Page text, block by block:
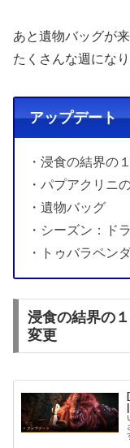
あと遺物バッグが
たくさんな週になり
アップデート
・浸食の結界の
・パプアクリニ
・遺物バッグ
・シーズン：ド
・トゥバラペン
浸食の結界の
変更